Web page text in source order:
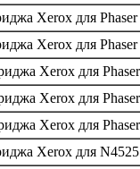
Xerox для
Xerox для
Xerox для
Xerox для
Xerox для
Xerox для